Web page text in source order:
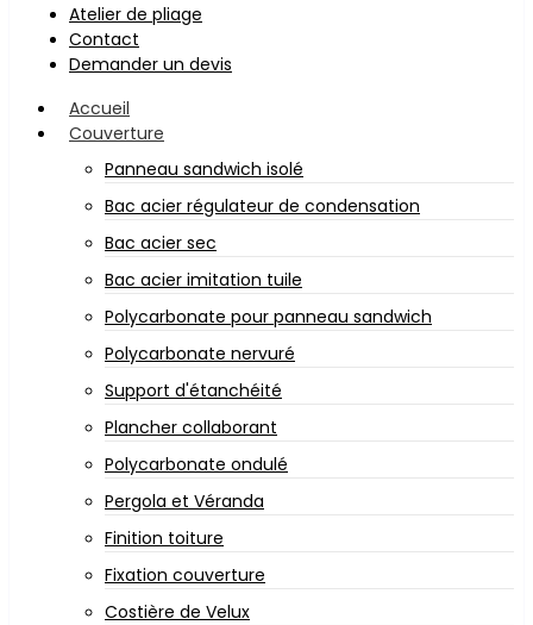
Atelier de pliage
Contact
Demander un devis
Accueil
Couverture
Panneau sandwich isolé
Bac acier régulateur de condensation
Bac acier sec
Bac acier imitation tuile
Polycarbonate pour panneau sandwich
Polycarbonate nervuré
Support d'étanchéité
Plancher collaborant
Polycarbonate ondulé
Pergola et Véranda
Finition toiture
Fixation couverture
Costière de Velux